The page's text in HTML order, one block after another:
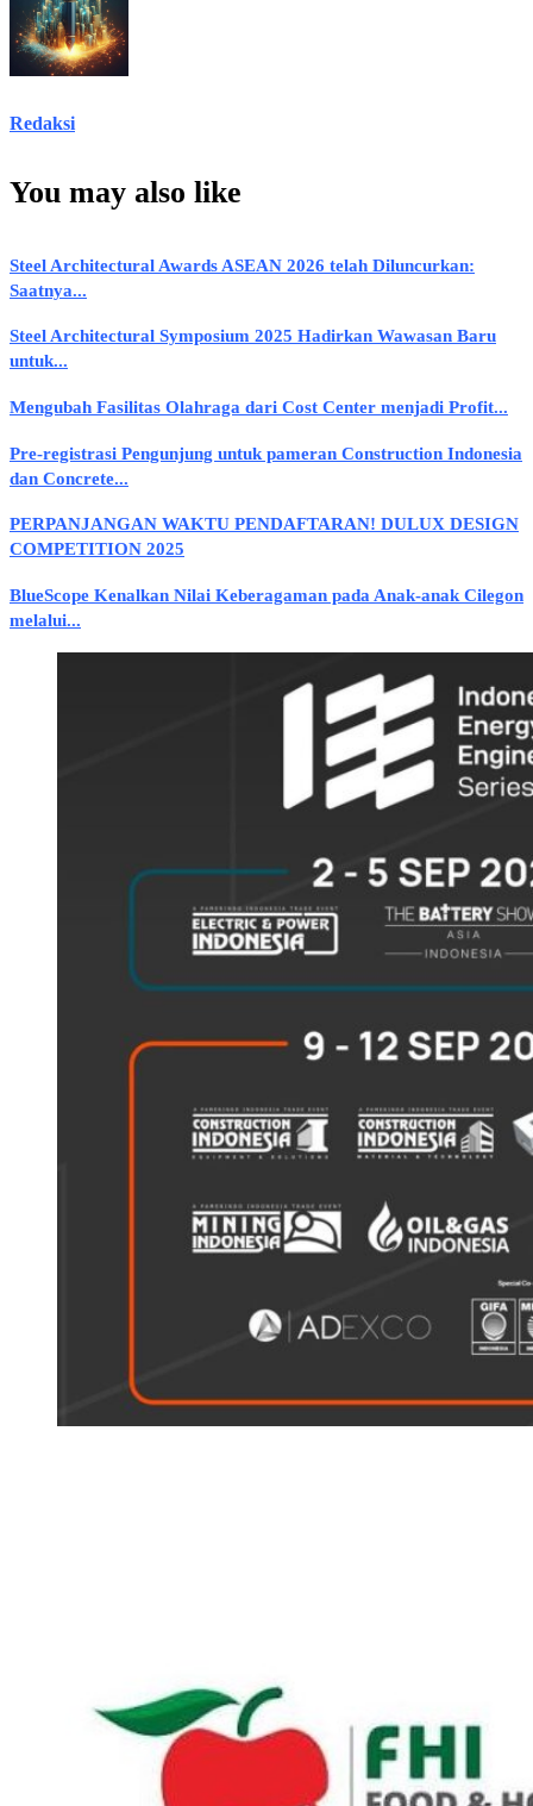
Redaksi
You may also like
Steel Architectural Awards ASEAN 2026 telah Diluncurkan:
Saatnya...
Steel Architectural Symposium 2025 Hadirkan Wawasan Baru
untuk...
Mengubah Fasilitas Olahraga dari Cost Center menjadi Profit...
Pre-registrasi Pengunjung untuk pameran Construction Indonesia
dan Concrete...
PERPANJANGAN WAKTU PENDAFTARAN! DULUX DESIGN
COMPETITION 2025
BlueScope Kenalkan Nilai Keberagaman pada Anak-anak Cilegon
melalui...